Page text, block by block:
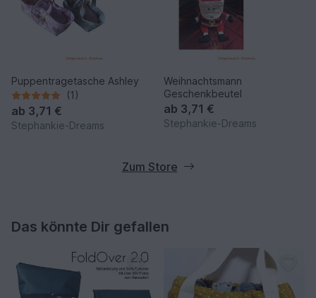
Puppentragetasche Ashley
(1)
ab 3,71 €
Stephankie-Dreams
Weihnachtsmann
Geschenkbeutel
ab 3,71 €
Stephankie-Dreams
Zum Store
Das könnte Dir gefallen